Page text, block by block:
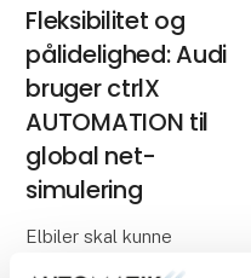
Fleksibilitet og
pålidelighed: Audi
bruger ctrlX
AUTOMATION til
global net-
simulering
Elbiler skal kunne